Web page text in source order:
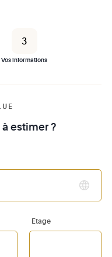
3
Vos informations
estimer ?
Etage